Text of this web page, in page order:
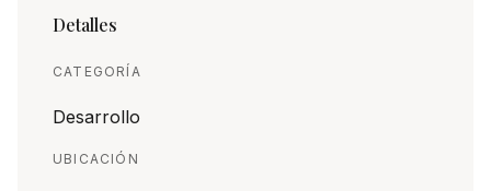
Detalles
CATEGORÍA
Desarrollo
UBICACIÓN